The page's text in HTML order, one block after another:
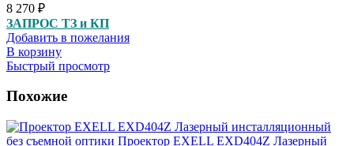
8 270 ₽
ЗАПРОС ТЗ и КП
Добавить в пожелания
В корзину
Быстрый просмотр
Похожие